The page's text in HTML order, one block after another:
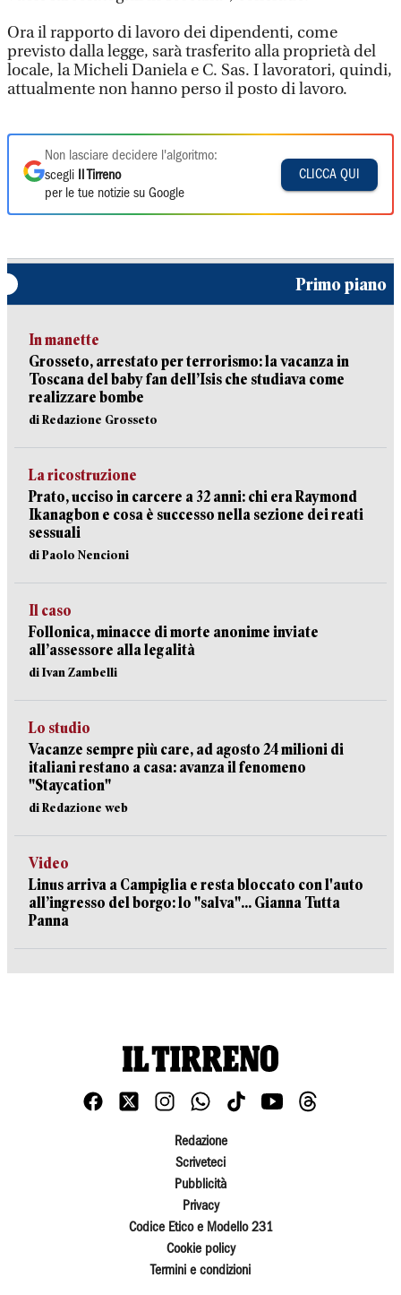
Ora il rapporto di lavoro dei dipendenti, come
previsto dalla legge, sarà trasferito alla proprietà del
locale, la Micheli Daniela e C. Sas. I lavoratori, quindi,
attualmente non hanno perso il posto di lavoro.
Non lasciare decidere l'algoritmo:
scegli
Il Tirreno
per le tue notizie su Google
CLICCA QUI
Primo piano
In manette
Grosseto, arrestato per terrorismo: la vacanza in
Toscana del baby fan dell’Isis che studiava come
realizzare bombe
di Redazione Grosseto
La ricostruzione
Prato, ucciso in carcere a 32 anni: chi era Raymond
Ikanagbon e cosa è successo nella sezione dei reati
sessuali
di Paolo Nencioni
Il caso
Follonica, minacce di morte anonime inviate
all’assessore alla legalità
di Ivan Zambelli
Lo studio
Vacanze sempre più care, ad agosto 24 milioni di
italiani restano a casa: avanza il fenomeno
"Staycation"
di Redazione web
Video
Linus arriva a Campiglia e resta bloccato con l'auto
all’ingresso del borgo: lo "salva"... Gianna Tutta
Panna
Redazione
Scriveteci
Pubblicità
Privacy
Codice Etico e Modello 231
Cookie policy
Termini e condizioni